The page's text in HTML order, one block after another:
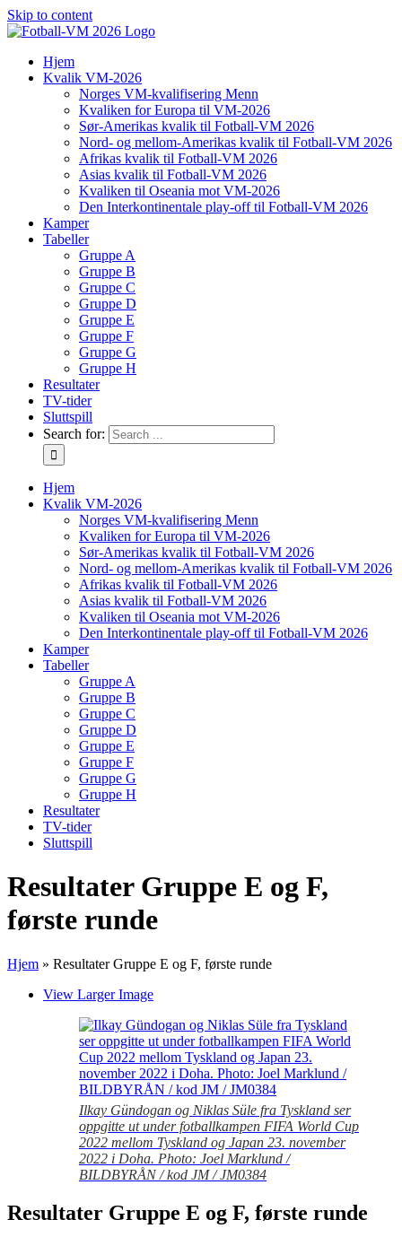
Skip to content
Hjem
Kvalik VM-2026
Norges VM-kvalifisering Menn
Kvaliken for Europa til VM-2026
Sør-Amerikas kvalik til Fotball-VM 2026
Nord- og mellom-Amerikas kvalik til Fotball-VM 2026
Afrikas kvalik til Fotball-VM 2026
Asias kvalik til Fotball-VM 2026
Kvaliken til Oseania mot VM-2026
Den Interkontinentale play-off til Fotball-VM 2026
Kamper
Tabeller
Gruppe A
Gruppe B
Gruppe C
Gruppe D
Gruppe E
Gruppe F
Gruppe G
Gruppe H
Resultater
TV-tider
Sluttspill
Search for:
Hjem
Kvalik VM-2026
Norges VM-kvalifisering Menn
Kvaliken for Europa til VM-2026
Sør-Amerikas kvalik til Fotball-VM 2026
Nord- og mellom-Amerikas kvalik til Fotball-VM 2026
Afrikas kvalik til Fotball-VM 2026
Asias kvalik til Fotball-VM 2026
Kvaliken til Oseania mot VM-2026
Den Interkontinentale play-off til Fotball-VM 2026
Kamper
Tabeller
Gruppe A
Gruppe B
Gruppe C
Gruppe D
Gruppe E
Gruppe F
Gruppe G
Gruppe H
Resultater
TV-tider
Sluttspill
Resultater Gruppe E og F,
første runde
Hjem » Resultater Gruppe E og F, første runde
View Larger Image
Ilkay Gündogan og Niklas Süle fra Tyskland ser
oppgitte ut under fotballkampen FIFA World Cup
2022 mellom Tyskland og Japan 23. november
2022 i Doha. Photo: Joel Marklund /
BILDBYRÅN / kod JM / JM0384
Resultater Gruppe E og F, første runde